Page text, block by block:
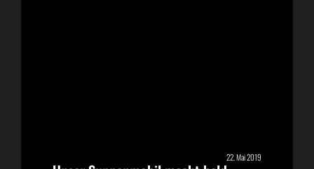
22. Mai 2019